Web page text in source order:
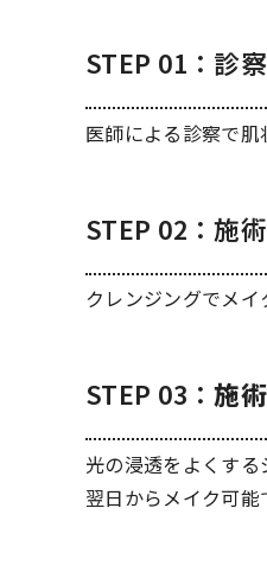
STEP 01：診
医師による診察で肌
STEP 02：施
クレンジングでメイ
STEP 03：施術
光の浸透をよくする
翌日からメイク可能